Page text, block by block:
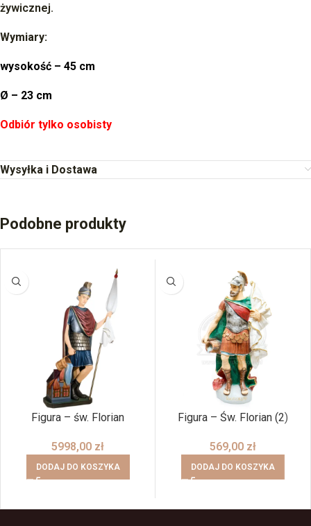
żywicznej.
Wymiary:
wysokość – 45 cm
Ø – 23 cm
Odbiór tylko osobisty
Wysyłka i Dostawa
Podobne produkty
Figura – św. Florian
5998,00 zł
DODAJ DO KOSZYKA
Figura – Św. Florian (2)
569,00 zł
DODAJ DO KOSZYKA